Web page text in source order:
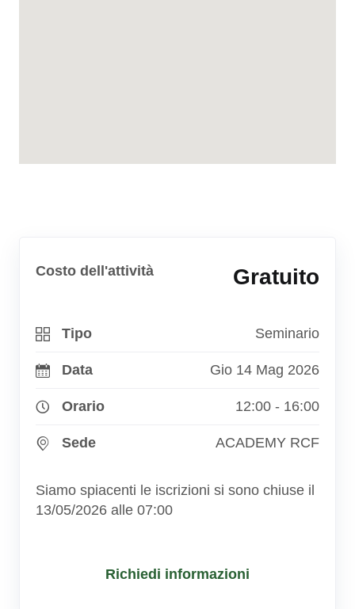
Costo dell'attività Gratuito
Tipo Seminario
Data Gio 14 Mag 2026
Orario 12:00 - 16:00
Sede ACADEMY RCF
Siamo spiacenti le iscrizioni si sono chiuse il
13/05/2026 alle 07:00
Richiedi informazioni